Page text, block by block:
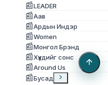
📰LEADER
📰Аав
📰Ардын Индэр
📰Women
📰Монгол Брэнд
📰Хүүхдийг сонс
📰Around Us
📰Бусад